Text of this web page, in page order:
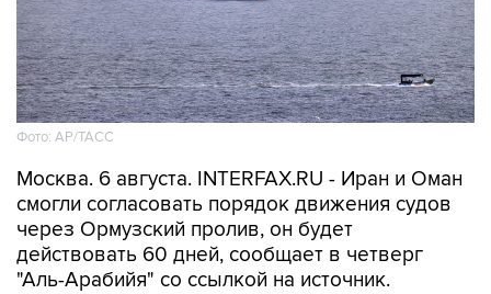
Фото: AP/ТАСС
Москва. 6 августа. INTERFAX.RU - Иран и Оман
смогли согласовать порядок движения судов
через Ормузский пролив, он будет
действовать 60 дней, сообщает в четверг
"Аль-Арабийя" со ссылкой на источник.